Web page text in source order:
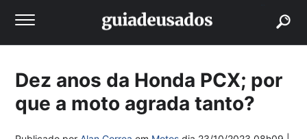
Dez anos da Honda PCX; por
que a moto agrada tanto?